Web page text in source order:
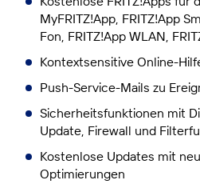
MyFRITZ!App, FRITZ!App
Fon, FRITZ!App WLAN,
Kontextsensitive Online-
Push-Service-Mails zu
Sicherheitsfunktionen mit
Update, Firewall und
Kostenlose Updates mit
Optimierungen